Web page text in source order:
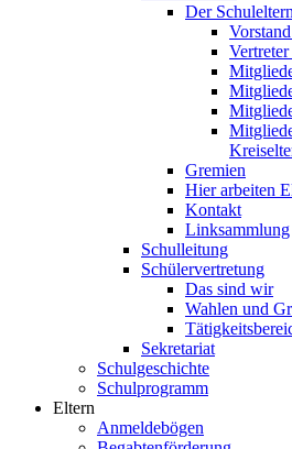
Der
Gremien
Hier arbeiten
Kontakt
Linksammlung
Schulleitung
Schülervertretung
Das sind wir
Wahlen und
Sekretariat
Schulgeschichte
Schulprogramm
Eltern
Anmeldebögen